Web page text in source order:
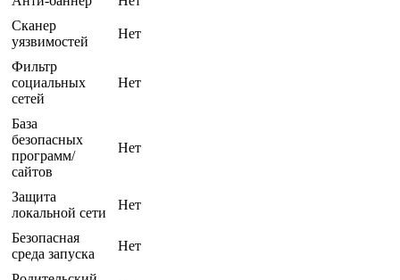
Сканер
уязвимостей
Нет
Фильтр
социальных
сетей
Нет
База
безопасных
программ/
сайтов
Нет
Защита
локальной сети
Нет
Безопасная
среда запуска
Нет